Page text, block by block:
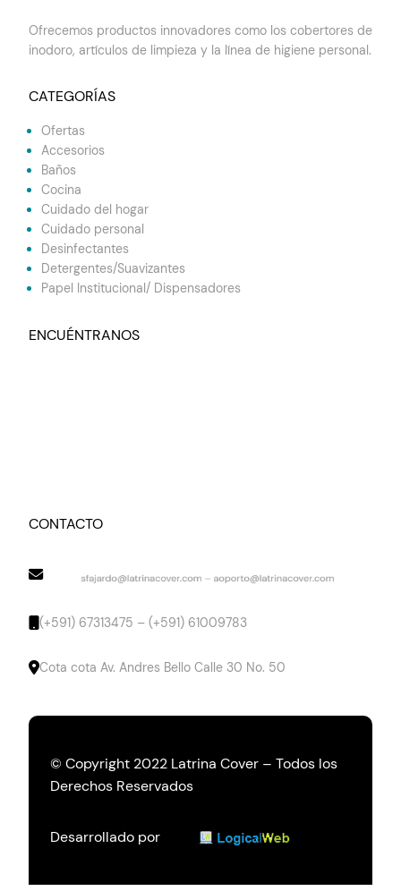
Ofrecemos productos innovadores como los cobertores de
inodoro, artículos de limpieza y la línea de higiene personal.
CATEGORÍAS
Ofertas
Accesorios
Baños
Cocina
Cuidado del hogar
Cuidado personal
Desinfectantes
Detergentes/Suavizantes
Papel Institucional/ Dispensadores
ENCUÉNTRANOS
CONTACTO
(+591) 67313475 – (+591) 61009783
Cota cota Av. Andres Bello Calle 30 No. 50
© Copyright 2022 Latrina Cover – Todos los
Derechos Reservados
Desarrollado por